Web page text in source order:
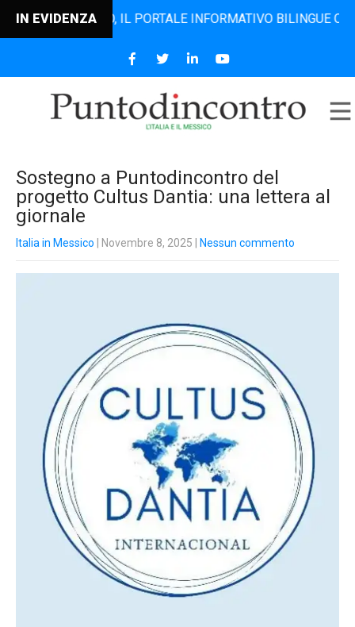
IN EVIDENZAIL PORTALE INFORMATIVO BILINGUE CHE
Sostegno a Puntodincontro del
progetto Cultus Dantia: una lettera al
giornale
Italia in Messico | Novembre 8, 2025 Nessun commento